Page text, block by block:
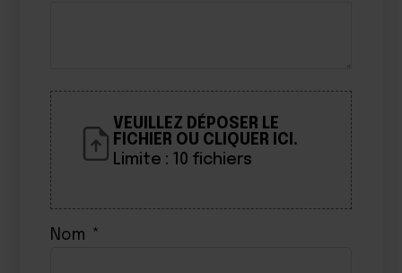
VEUILLEZ DÉPOSER LE
FICHIER OU CLIQUER ICI.
Limite : 10 fichiers
Nom *